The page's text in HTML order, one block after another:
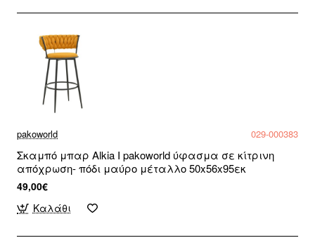
pakoworld 029-000383
Σκαμπό μπαρ Alkia I pakoworld ύφασμα σε κίτρινη
απόχρωση- πόδι μαύρο μέταλλο 50x56x95εκ
49,00€
Καλάθι